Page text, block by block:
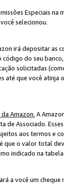
Especiais
selecionou.
irá depositar as
código do seu
solicitadas
até que você
Amazon. A
de Associado.
aos termos e
que o valor total
indicado na
a você um